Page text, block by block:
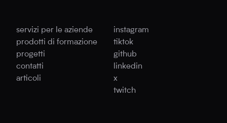
servizi per le aziende
prodotti di formazione
progetti
contatti
articoli
instagram
tiktok
github
linkedin
x
twitch